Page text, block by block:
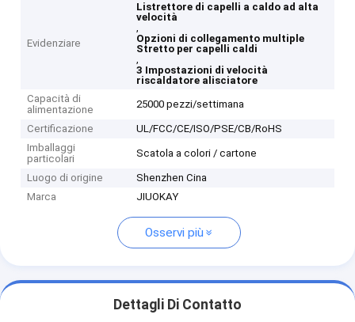
Evidenziare
Listrettore di capelli a caldo ad alta
velocità
,
Opzioni di collegamento multiple
Stretto per capelli caldi
,
3 Impostazioni di velocità
riscaldatore alisciatore
Capacità di
alimentazione
25000 pezzi/settimana
Certificazione
UL/FCC/CE/ISO/PSE/CB/RoHS
Imballaggi
particolari
Scatola a colori / cartone
Luogo di origine
Shenzhen Cina
Marca
JIUOKAY
Osservi più
Dettagli Di Contatto